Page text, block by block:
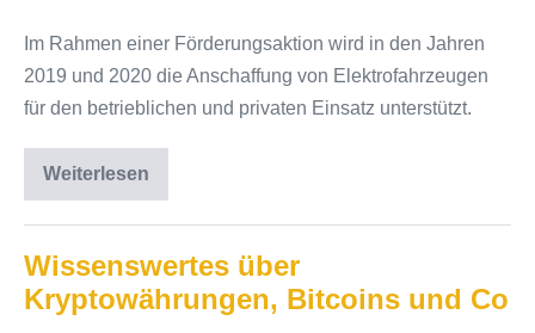
Im Rahmen einer Förderungsaktion wird in den Jahren
2019 und 2020 die Anschaffung von Elektrofahrzeugen
für den betrieblichen und privaten Einsatz unterstützt.
WeiterlesenFörderungen
für
die
Jahre
2019
und
Wissenswertes über
Kryptowährungen, Bitcoins und Co